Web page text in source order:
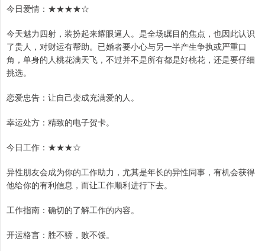
今日爱情：★★★★☆
今天魅力四射，装扮起来耀眼逼人。是全场瞩目的焦点，也因此认识
了贵人，对财运有帮助。已婚者要小心与另一半产生争执或严重口
角，单身的人桃花满天飞，不过并不是所有都是好桃花，还是要仔细
挑选。
恋爱忠告：让自己变成充满爱的人。
幸运处方：精致的电子贺卡。
今日工作：★★★☆
异性朋友会成为你的工作助力，尤其是年长的异性同事，有机会获得
他给你的有利信息，而让工作顺利进行下去。
工作指南：确切的了解工作的内容。
开运格言：胜不骄，败不馁。